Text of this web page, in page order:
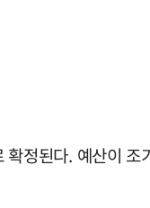
정된다. 예산이